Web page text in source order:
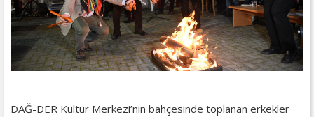
DAĞ-DER Kültür Merkezi’nin bahçesinde toplanan erkekler